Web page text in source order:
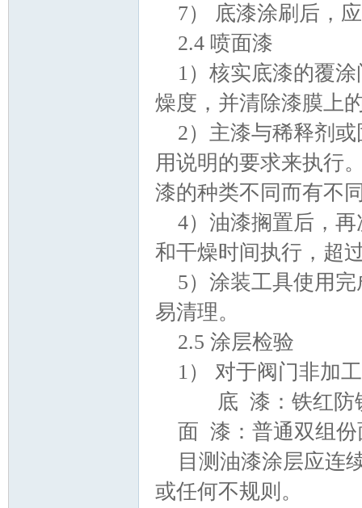
7） 底漆涂刷后，
2.4 喷面漆
1）核实底漆的覆
燥度，并清除漆膜上
2）主漆与稀释剂
用说明的要求来执行
漆的种类不同而有不
4）油漆搁置后，
和干燥时间执行，超
5）涂装工具使用
易清理。
2.5 涂层检验
1） 对于阀门非加
底 漆：铁红防锈
面 漆：普通双组份
目测油漆涂层应连
或任何不规则。